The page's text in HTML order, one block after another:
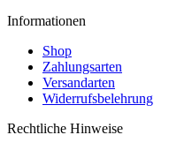
Informationen
Shop
Zahlungsarten
Versandarten
Widerrufsbelehrung
Rechtliche Hinweise